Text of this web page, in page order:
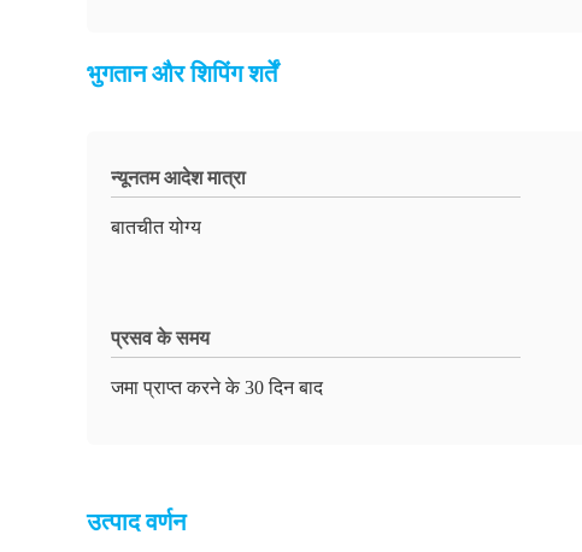
भुगतान और शिपिंग शर्तें
न्यूनतम आदेश मात्रा
बातचीत योग्य
प्रसव के समय
जमा प्राप्त करने के 30 दिन बाद
उत्पाद वर्णन